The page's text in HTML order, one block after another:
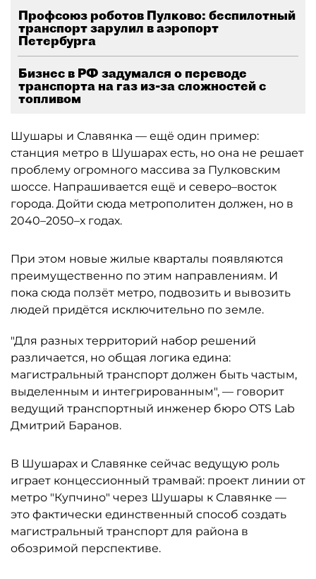
Профсоюз роботов Пулково: беспилотный
транспорт зарулил в аэропорт
Петербурга
Бизнес в РФ задумался о переводе
транспорта на газ из-за сложностей с
топливом
Шушары и Славянка — ещё один пример:
станция метро в Шушарах есть, но она не решает
проблему огромного массива за Пулковским
шоссе. Напрашивается ещё и северо–восток
города. Дойти сюда метрополитен должен, но в
2040–2050–х годах.
При этом новые жилые кварталы появляются
преимущественно по этим направлениям. И
пока сюда ползёт метро, подвозить и вывозить
людей придётся исключительно по земле.
"Для разных территорий набор решений
различается, но общая логика едина:
магистральный транспорт должен быть частым,
выделенным и интегрированным", — говорит
ведущий транспортный инженер бюро OTS Lab
Дмитрий Баранов.
В Шушарах и Славянке сейчас ведущую роль
играет концессионный трамвай: проект линии от
метро "Купчино" через Шушары к Славянке —
это фактически единственный способ создать
магистральный транспорт для района в
обозримой перспективе.